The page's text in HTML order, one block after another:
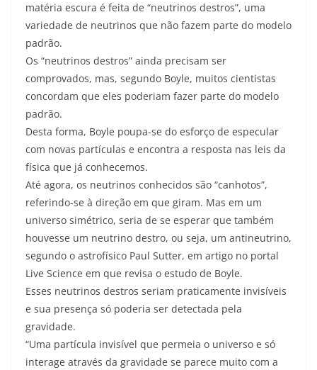
matéria escura é feita de “neutrinos destros”, uma
variedade de neutrinos que não fazem parte do modelo
padrão.
Os “neutrinos destros” ainda precisam ser
comprovados, mas, segundo Boyle, muitos cientistas
concordam que eles poderiam fazer parte do modelo
padrão.
Desta forma, Boyle poupa-se do esforço de especular
com novas partículas e encontra a resposta nas leis da
física que já conhecemos.
Até agora, os neutrinos conhecidos são “canhotos”,
referindo-se à direção em que giram. Mas em um
universo simétrico, seria de se esperar que também
houvesse um neutrino destro, ou seja, um antineutrino,
segundo o astrofísico Paul Sutter, em artigo no portal
Live Science em que revisa o estudo de Boyle.
Esses neutrinos destros seriam praticamente invisíveis
e sua presença só poderia ser detectada pela
gravidade.
“Uma partícula invisível que permeia o universo e só
interage através da gravidade se parece muito com a